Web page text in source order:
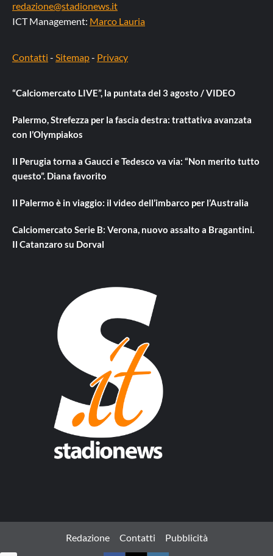
redazione@stadionews.it
ICT Management: Marco Lauria
Contatti - Sitemap- Privacy
“Calciomercato LIVE”, la puntata del 3 agosto / VIDEO
Palermo, Strefezza per la fascia destra: trattativa avanzata
con l’Olympiakos
Il Perugia torna a Gaucci e Tedesco va via: “Non merito tutto
questo”. Diana favorito
Il Palermo è in viaggio: il video dell’imbarco per l’Australia
Calciomercato Serie B: Verona, nuovo assalto a Bragantini.
Il Catanzaro su Dorval
Redazione Contatti Pubblicità